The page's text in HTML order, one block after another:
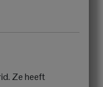
Ze heeft